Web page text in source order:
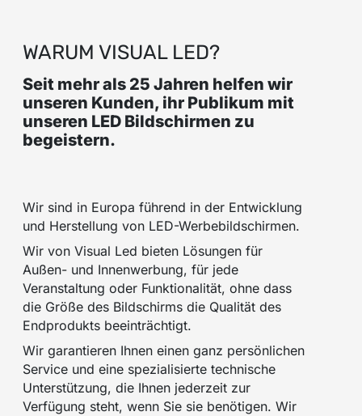
WARUM VISUAL LED?
Seit mehr als 25 Jahren helfen wir
unseren Kunden, ihr Publikum mit
unseren LED Bildschirmen zu
begeistern.
Wir sind in Europa führend in der Entwicklung
und Herstellung von LED-Werbebildschirmen.
Wir von Visual Led bieten Lösungen für
Außen- und Innenwerbung, für jede
Veranstaltung oder Funktionalität, ohne dass
die Größe des Bildschirms die Qualität des
Endprodukts beeinträchtigt.
Wir garantieren Ihnen einen ganz persönlichen
Service und eine spezialisierte technische
Unterstützung, die Ihnen jederzeit zur
Verfügung steht, wenn Sie sie benötigen. Wir